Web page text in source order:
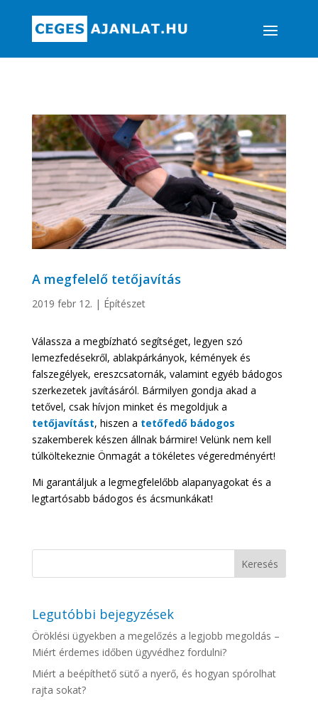
A megfelelő tetőjavítás
2019 febr 12. | Építészet
Válassza a megbízható segítséget, legyen szó
lemezfedésekről, ablakpárkányok, kémények és
falszegélyek, ereszcsatornák, valamint egyéb bádogos
szerkezetek javításáról. Bármilyen gondja akad a
tetővel, csak hívjon minket és megoldjuk a
tetőjavítást, hiszen a tetőfedő bádogos
szakemberek készen állnak bármire! Velünk nem kell
túlköltekeznie Önmagát a tökéletes végeredményért!
Mi garantáljuk a legmegfelelőbb alapanyagokat és a
legtartósabb bádogos és ácsmunkákat!
Legutóbbi bejegyzések
Öröklési ügyekben a megelőzés a legjobb megoldás –
Miért érdemes időben ügyvédhez fordulni?
Miért a beépíthető sütő a nyerő, és hogyan spórolhat
rajta sokat?